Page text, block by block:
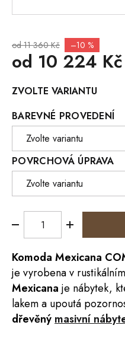
od 11 360 Kč –10 %
od 10 224 Kč
cena:
ZVOLTE VARIANTU
BAREVNÉ PROVEDENÍ
POVRCHOVÁ ÚPRAVA
Komoda Mexicana
je vyrobena v
Mexicana je nábytek,
lakema upoutá
dřevěný masivní